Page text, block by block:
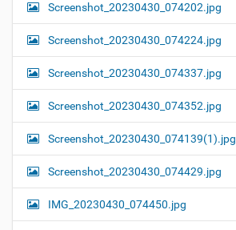
Screenshot_20230430_074202.jpg
Screenshot_20230430_074224.jpg
Screenshot_20230430_074337.jpg
Screenshot_20230430_074352.jpg
Screenshot_20230430_074139(1).jpg
Screenshot_20230430_074429.jpg
IMG_20230430_074450.jpg